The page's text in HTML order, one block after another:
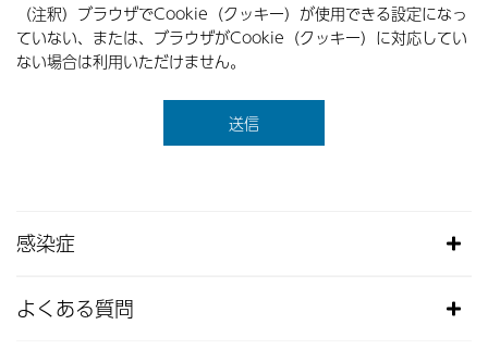
（注釈）ブラウザでCookie（クッキー）が使用できる設定になっ
ていない、または、ブラウザがCookie（クッキー）に対応してい
ない場合は利用いただけません。
感染症
よくある質問